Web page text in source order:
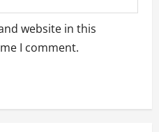
website in this
I comment.